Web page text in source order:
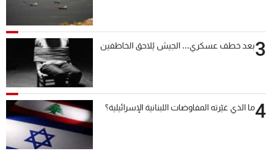
3بعد خطف عسكري... الجيش يُلاحق الخاطفين
4ما الذي غيّرته المفاوضات اللبنانية الإسرائيلية؟